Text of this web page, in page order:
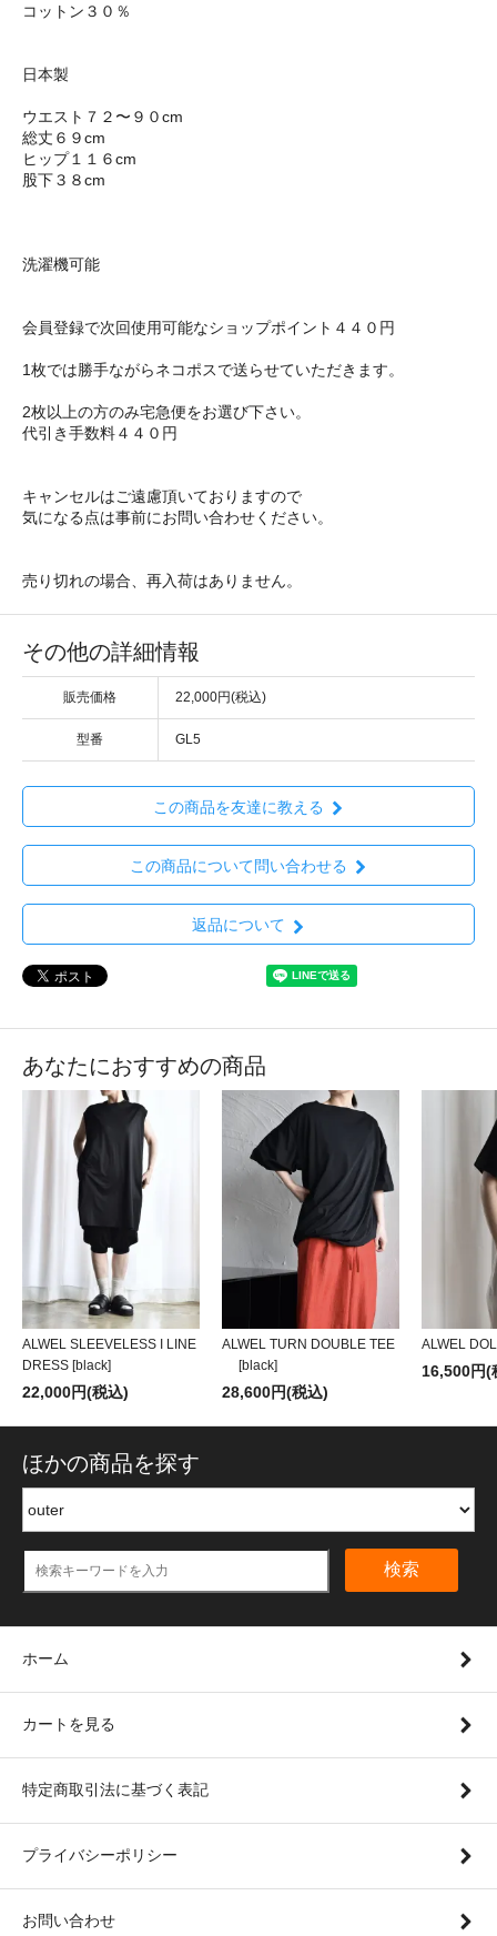
コットン３０％
日本製
ウエスト７２〜９０cm
総丈６９cm
ヒップ１１６cm
股下３８cm
洗濯機可能
会員登録で次回使用可能なショップポイント４４０円
1枚では勝手ながらネコポスで送らせていただきます。
2枚以上の方のみ宅急便をお選び下さい。
代引き手数料４４０円
キャンセルはご遠慮頂いておりますので
気になる点は事前にお問い合わせください。
売り切れの場合、再入荷はありません。
その他の詳細情報
販売価格 22,000円(税込)
型番 GL5
この商品を友達に教える
この商品について問い合わせる
返品について
あなたにおすすめの商品
ALWEL SLEEVELESS I LINE
DRESS [black]
22,000円(税込)
ALWEL TURN DOUBLE TEE
[black]
28,600円(税込)
ALWEL
16,500円(
ほかの商品を探す
検索
ホーム
カートを見る
特定商取引法に基づく表記
プライバシーポリシー
お問い合わせ